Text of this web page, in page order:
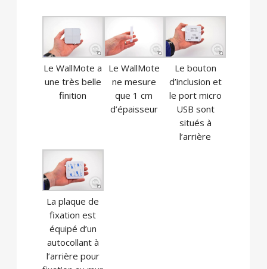
Le WallMote a
une très belle
finition
Le WallMote
ne mesure
que 1 cm
d’épaisseur
Le bouton
d’inclusion et
le port micro
USB sont
situés à
l’arrière
La plaque de
fixation est
équipé d’un
autocollant à
l’arrière pour